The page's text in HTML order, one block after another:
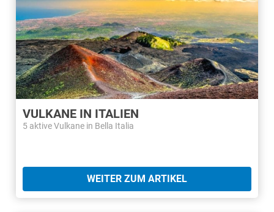
VULKANE IN ITALIEN
5 aktive Vulkane in Bella Italia
WEITER ZUM ARTIKEL